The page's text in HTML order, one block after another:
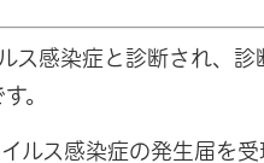
ス感染症と診断され、
。
ルス感染症の発生届を